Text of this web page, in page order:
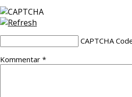
CAPTCHA
Kommentar *